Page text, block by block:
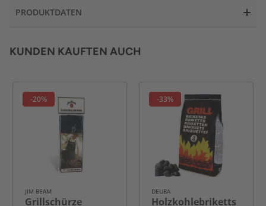
PRODUKTDATEN
KUNDEN KAUFTEN AUCH
-20%
JIM BEAM
Grillschürze
-33%
DEUBA
Holzkohlebriketts